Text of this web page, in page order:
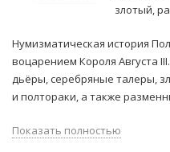
злотый,
Нумизматическая история
воцарением Короля Августа
дьёры, серебряные талеры,
и полтораки, а также
Показать полностью